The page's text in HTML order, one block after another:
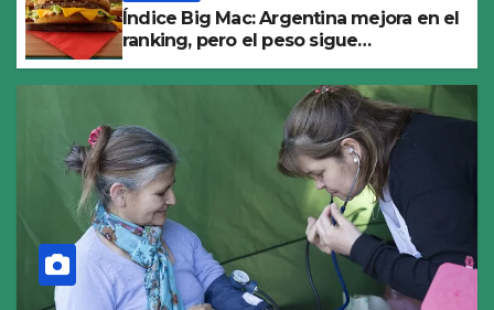
Índice Big Mac: Argentina mejora en el
ranking, pero el peso sigue